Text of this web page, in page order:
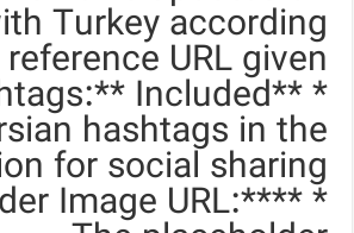
Turkey according
URL given.
Included
hashtags in the
for social sharing.
Image URL:**